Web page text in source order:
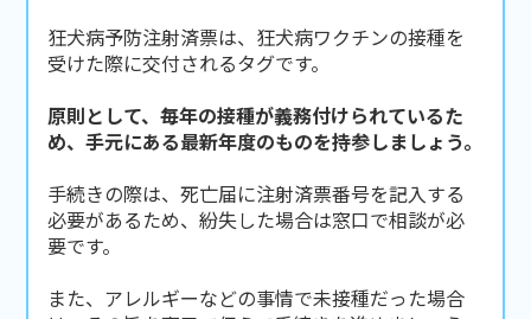
狂犬病予防注射済票は、狂犬病ワクチンの接種を
受けた際に交付されるタグです。
原則として、毎年の接種が義務付けられているた
め、手元にある最新年度のものを持参しましょう。
手続きの際は、死亡届に注射済票番号を記入する
必要があるため、紛失した場合は窓口で相談が必
要です。
また、アレルギーなどの事情で未接種だった場合